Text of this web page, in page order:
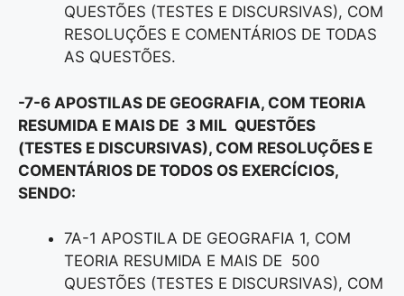
QUESTÕES (TESTES E DISCURSIVAS), COM
RESOLUÇÕES E COMENTÁRIOS DE TODAS
AS QUESTÕES.
-7-6 APOSTILAS DE GEOGRAFIA, COM TEORIA
RESUMIDA E MAIS DE 3 MIL QUESTÕES
(TESTES E DISCURSIVAS), COM RESOLUÇÕES E
COMENTÁRIOS DE TODOS OS EXERCÍCIOS,
SENDO:
7A-1 APOSTILA DE GEOGRAFIA 1, COM
TEORIA RESUMIDA E MAIS DE 500
QUESTÕES (TESTES E DISCURSIVAS), COM